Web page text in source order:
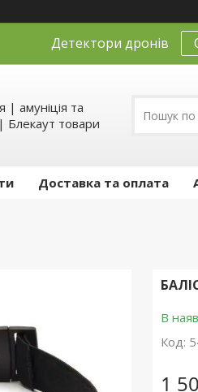
Детектори дронів
| амуніція та
Блекаут товари
Доставка та оплата
В
Код:
1